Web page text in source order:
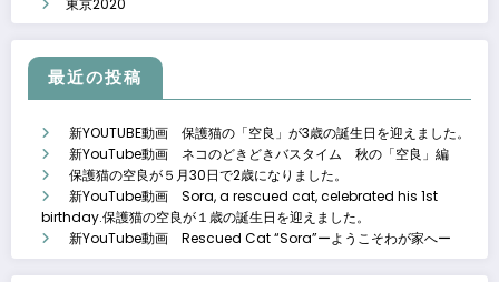
最近の投稿
新YOUTUBE動画 保護猫の「空良」が3歳の誕生日を迎えました。
新YouTube動画 ネコのどきどきバスタイム 秋の「空良」編
保護猫の空良が５月30日で2歳になりました。
新YouTube動画 Sora, a rescued cat, celebrated his 1st
birthday.保護猫の空良が１歳の誕生日を迎えました。
新YouTube動画 Rescued Cat “Sora”ーようこそわが家へー